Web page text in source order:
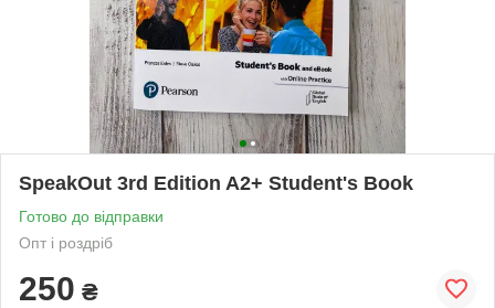
SpeakOut 3rd Edition A2+ Student's Book
Готово до відправки
Опт і роздріб
250 ₴